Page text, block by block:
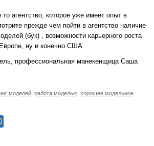
агентство, которое уже имеет опыт в
прежде чем пойти в агентство наличие
(бук) , возможности карьерного роста
ну и конечно США.
профессиональная манекенщица Саша
моделей работа моделью хорошее модельное